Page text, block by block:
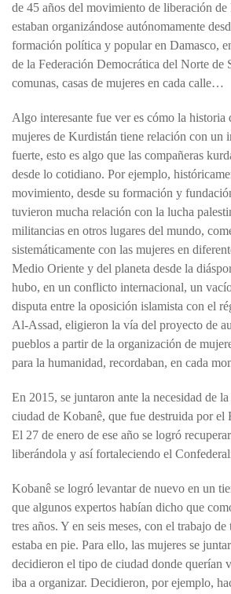
de 45 años del movimiento de liberación
estaban organizándose autónomamente
formación política y popular en Damasco,
de la Federación Democrática del Norte de
comunas, casas de mujeres en cada calle…
Algo interesante fue ver es cómo la
mujeres de Kurdistán tiene relación con un
fuerte, esto es algo que las compañeras
desde lo cotidiano. Por ejemplo,
movimiento, desde su formación y
tuvieron mucha relación con la lucha
militancias en otros lugares del mundo,
sistemáticamente con las mujeres en
Medio Oriente y del planeta desde la
hubo, en un conflicto internacional, un
disputa entre la oposición islamista con el
Al-Assad, eligieron la vía del proyecto de
pueblos a partir de la organización de
para la humanidad, recordaban, en cada
En 2015, se juntaron ante la necesidad de
ciudad de Kobanê, que fue destruida por el
El 27 de enero de ese año se logró
liberándola y así fortaleciendo el
Kobanê se logró levantar de nuevo en un
que algunos expertos habían dicho que
tres años. Y en seis meses, con el trabajo
estaba en pie. Para ello, las mujeres se
decidieron el tipo de ciudad donde querían
iba a organizar. Decidieron, por ejemplo,